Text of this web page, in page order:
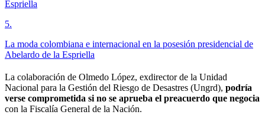
Espriella
5.
La moda colombiana e internacional en la posesión presidencial de
Abelardo de la Espriella
La colaboración de Olmedo López, exdirector de la Unidad
Nacional para la Gestión del Riesgo de Desastres (Ungrd), podría
verse comprometida si no se aprueba el preacuerdo que negocia
con la Fiscalía General de la Nación.